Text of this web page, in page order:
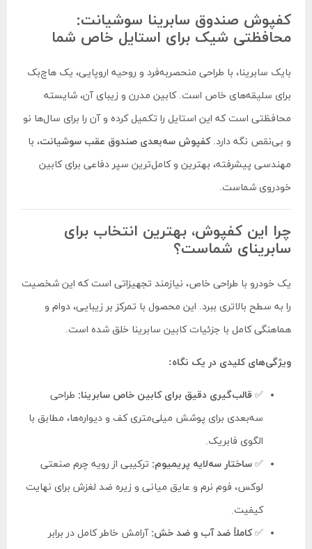
کفپوش صندوق سابرینا سوشیانت:
محافظتی شیک برای استایل خاص شما
بایک سابرینا، با طراحی منحصربه‌فرد و روحیه اروپایی، یک هاچ‌بک
برای سلیقه‌های خاص است. کابین مدرن و زیبای آن، شایسته
محافظتی است که این استایل را تکمیل کرده و آن را برای سال‌ها نو
و بی‌نقص نگه دارد.کفپوش سه‌بعدی صندوق عقب سوشیانت، با
مهندسی پیشرفته، بهترین و کامل‌ترین سپر دفاعی برای کابین
خودروی شماست.
چرا این کفپوش، بهترین انتخاب برای
سابرینای شماست؟
یک خودرو با طراحی خاص، نیازمند تجهیزاتی است که این شخصیت
را به سطح بالاتری ببرد. این محصول با تمرکز بر زیبایی، دوام و
هماهنگی کامل با جزئیات کابین سابرینا خلق شده است.
ویژگی‌های کلیدی در یک نگاه:
✅ قالب‌گیری دقیق برای کابین خاص سابرینا: طراحی
سه‌بعدی برای پوشش میلی‌متری کف و دیواره‌ها، مطابق با
الگوی فابریک.
✅ ساختار سه‌لایه پریمیوم: ترکیبی از رویه چرم صنعتی
لوکس، فوم نرم و عایق میانی و زیره ضد لغزش برای نهایت
کیفیت.
✅کاملاً ضد آب و ضد خش: آرامش خاطر کامل در برابر